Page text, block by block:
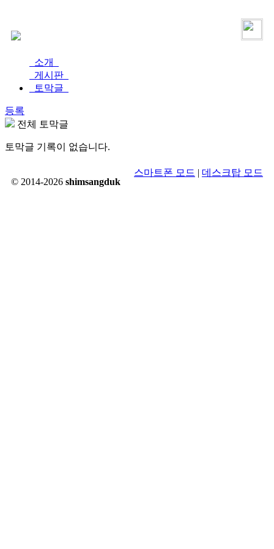
소개
게시판
토막글
등록
전체 토막글
토막글 기록이 없습니다.
© 2014-2026 shimsangduk
스마트폰 모드 | 데스크탑 모드